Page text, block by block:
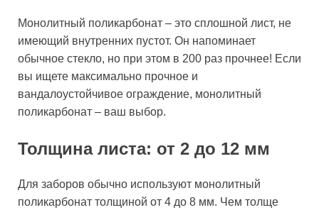
Монолитный поликарбонат – это сплошной лист, не
имеющий внутренних пустот. Он напоминает
обычное стекло, но при этом в 200 раз прочнее! Если
вы ищете максимально прочное и
вандалоустойчивое ограждение, монолитный
поликарбонат – ваш выбор.
Толщина листа: от 2 до 12 мм
Для заборов обычно используют монолитный
поликарбонат толщиной от 4 до 8 мм. Чем толще